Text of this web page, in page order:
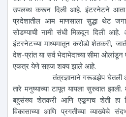
उपलब्ध करून दिली आहे. इंटरनेटने आता
प्रदेशातील आम माणसाला सुद्धा थेट
सोडण्याची नामी संधी मिळवून दिली आहे.
इंटरनेटच्या माध्यमातून करोडो शेतकरी,
देश-प्रांत या सर्व भेदाभेदाच्या सीमा ओलांडून
एकत्र येणे सहज शक्य झाले आहे.
तंत्रज्ञानाने गरूडझेप घेतली
तारे मनुष्याच्या टापूत यायला सुरुवात
बहुसंख्य शेतकरी आणि एकूणच शेती हा
विकासाच्या आणि प्रगतीच्या व्याख्येचे